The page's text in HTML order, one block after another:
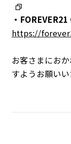
・
https://
お客さまにお
すようお願いい